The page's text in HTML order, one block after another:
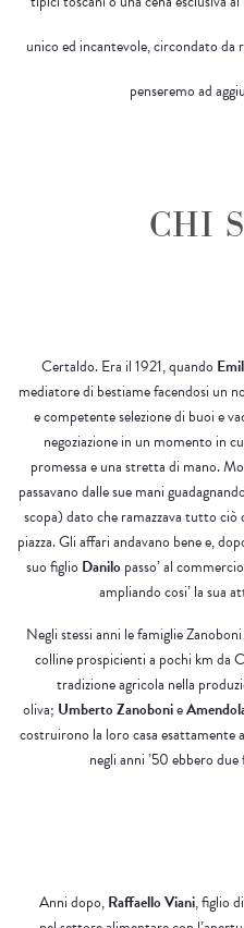
unico ed incantevole, circondato
penseremo ad
CHI
Certaldo. Era il 1921, quando
mediatore di bestiame facendosi un
e competente selezione di buoi e
negoziazione in un momento in
promessa e una stretta di mano.
passavano dalle sue mani
scopa) dato che ramazzava tutto ciò
piazza. Gli affari andavano bene e,
suo figlio Danilo passo’ al
ampliando cosi’ la sua
Negli stessi anni le famiglie
colline prospicienti a pochi km da
tradizione agricola nella
oliva; Umberto Zanobonie
costruirono la loro casa esattamente
negli anni ’50 ebbero
Anni dopo,Raffaello Viani, figlio